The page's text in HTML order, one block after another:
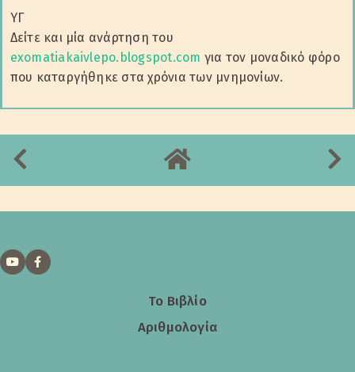
ΥΓ
Δείτε και μία ανάρτηση του
exomatiakaivlepo.blogspot.com για τον μοναδικό φόρο
που καταργήθηκε στα χρόνια των μνημονίων.
Το Βιβλίο
Αριθμολογία